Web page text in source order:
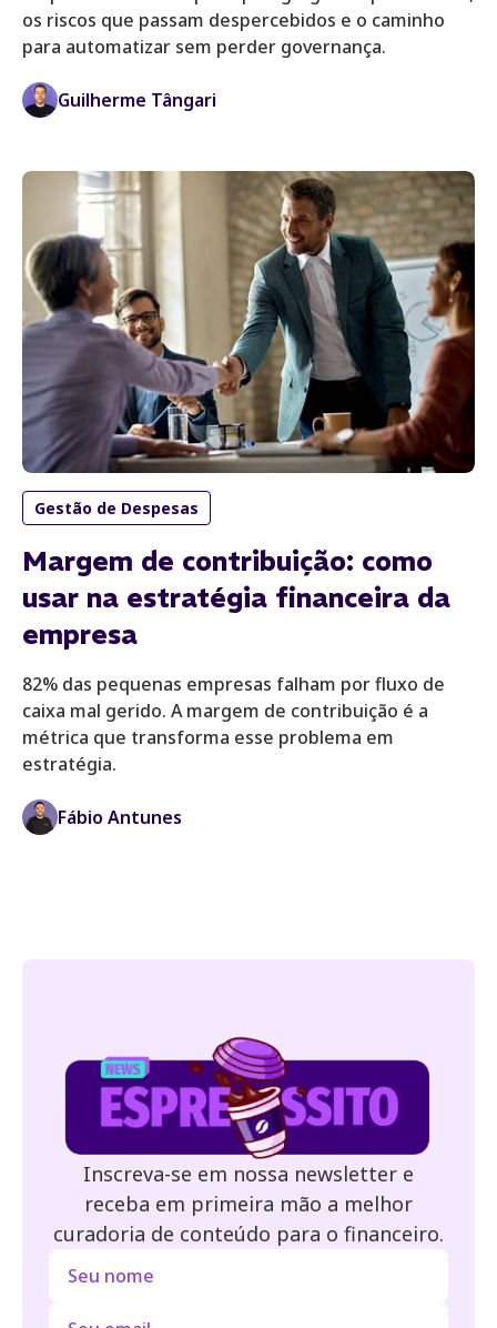
os riscos que passam despercebidos e o caminho
para automatizar sem perder governança.
Guilherme Tângari
Gestão de Despesas
Margem de contribuição: como
usar na estratégia financeira da
empresa
82% das pequenas empresas falham por fluxo de
caixa mal gerido. A margem de contribuição é a
métrica que transforma esse problema em
estratégia.
Fábio Antunes
Inscreva-se em nossa newsletter e
receba em primeira mão a melhor
curadoria de conteúdo para o financeiro.